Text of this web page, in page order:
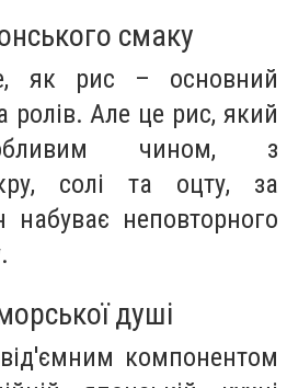
смаку
як рис – основний
ролів. Але це рис, який
чином, з
солі та оцту, за
набуває неповторного
душі
компонентом